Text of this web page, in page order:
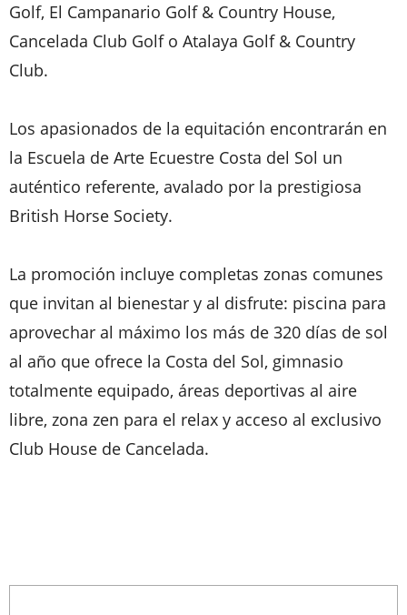
Golf, El Campanario Golf & Country House,
Cancelada Club Golf o Atalaya Golf & Country
Club.
Los apasionados de la equitación encontrarán en
la Escuela de Arte Ecuestre Costa del Sol un
auténtico referente, avalado por la prestigiosa
British Horse Society.
La promoción incluye completas zonas comunes
que invitan al bienestar y al disfrute: piscina para
aprovechar al máximo los más de 320 días de sol
al año que ofrece la Costa del Sol, gimnasio
totalmente equipado, áreas deportivas al aire
libre, zona zen para el relax y acceso al exclusivo
Club House de Cancelada.